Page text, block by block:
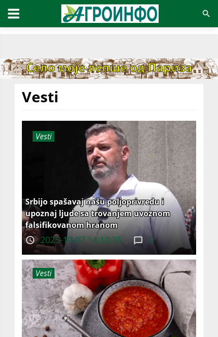
Vesti
Vesti
Srbijo spašavaj našu poljoprivredu i
upoznaj ljude sa trovanjem uvoznom
falsifikovanom hranom
2025-10-07 14:10:35 0
Vesti